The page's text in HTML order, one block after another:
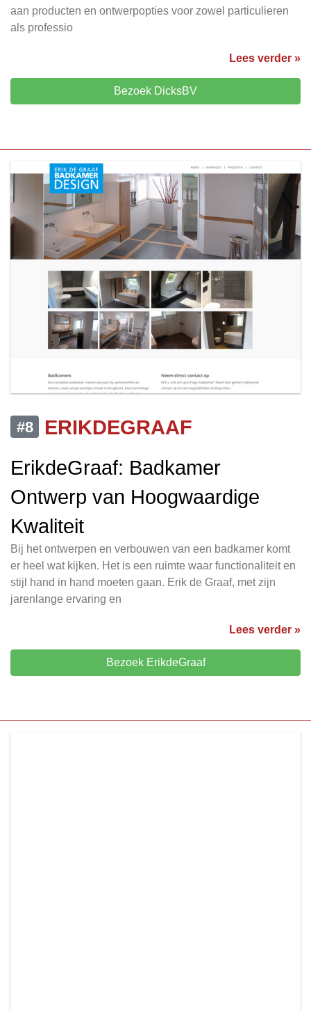
aan producten en ontwerpopties voor zowel particulieren
als professio
Lees verder »
Bezoek DicksBV
#8
ERIKDEGRAAF
ErikdeGraaf: Badkamer
Ontwerp van Hoogwaardige
Kwaliteit
Bij het ontwerpen en verbouwen van een badkamer komt
er heel wat kijken. Het is een ruimte waar functionaliteit en
stijl hand in hand moeten gaan. Erik de Graaf, met zijn
jarenlange ervaring en
Lees verder »
Bezoek ErikdeGraaf